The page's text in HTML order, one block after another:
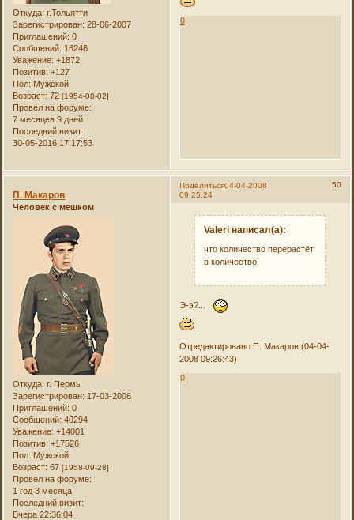
Откуда: г.Тольятти
Зарегистрирован: 28-06-2007
Приглашений: 0
Сообщений: 16246
Уважение: +1872
Позитив: +127
Пол: Мужской
Возраст: 72[1954-08-02]
Провел на форуме:
7 месяцев 9 дней
Последний визит:
30-05-2016 17:17:53
0
Поделиться 50
04-04-2008
09:25:24
П. Макаров
Человек с мешком
Откуда: г. Пермь
Зарегистрирован: 17-03-2006
Приглашений: 0
Сообщений: 40294
Уважение: +14001
Позитив: +17526
Пол: Мужской
Возраст: 67[1958-09-28]
Провел на форуме:
1 год 3 месяца
Последний визит:
Вчера 22:36:04
Valeri написал(а):
что количество перерастёт
в количество!
Э-э?...
Отредактировано П. Макаров (04-04-
2008 09:26:43)
0